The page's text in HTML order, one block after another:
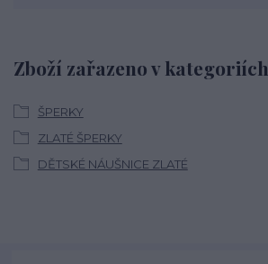
Zboží zařazeno v kategoriích
ŠPERKY
ZLATÉ ŠPERKY
DĚTSKÉ NÁUŠNICE ZLATÉ